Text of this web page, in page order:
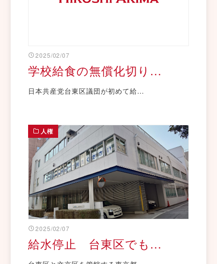
2025/02/07
学校給食の無償化切り...
日本共産党台東区議団が初めて給…
人権
2025/02/07
給水停止 台東区でも...